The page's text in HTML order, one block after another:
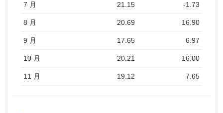
7 月 21.15 -1.73
8 月 20.69 16.90
9 月 17.65 6.97
10 月 20.21 16.00
11 月 19.12 7.65